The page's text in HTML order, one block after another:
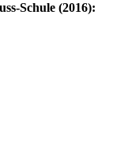
Schule (2016):